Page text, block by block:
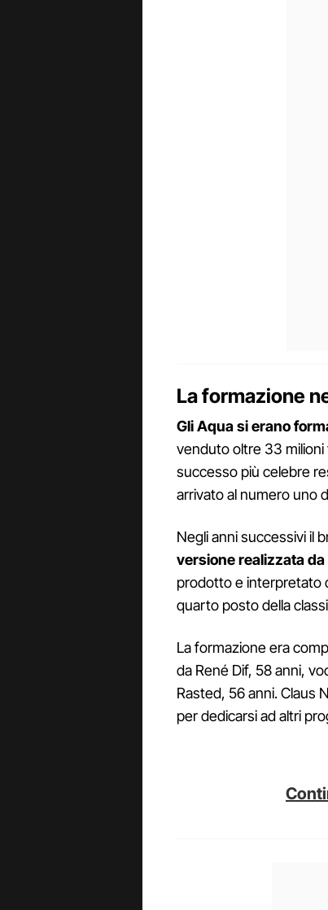
La formazione
Gli Aqua si erano
venduto oltre 33 milioni
successo più celebre
arrivato al numero uno
Negli anni successivi il
versione realizzata da
prodotto e interpretato
quarto posto della
La formazione era
da René Dif, 58 anni,
Rasted, 56 anni. Claus
per dedicarsi ad altri